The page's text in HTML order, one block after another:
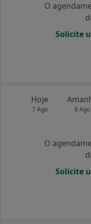
O
Solicite
Hoje
7 Ago 8 Ago
O
Solicite